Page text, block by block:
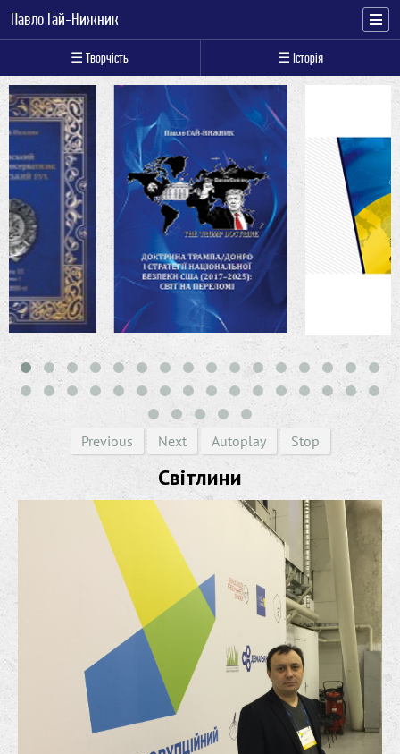
Павло Гай-Нижник
☰ Творчість ☰ Історія
Previous Next Autoplay Stop
Світлини